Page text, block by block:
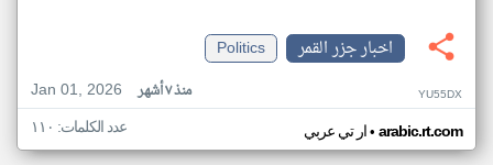
اخبار جزر القمر
Politics
Jan 01, 2026
منذ ٧ أشهر YU55DX
ار تي عربي• arabic.rt.com عدد الكلمات: ١١٠